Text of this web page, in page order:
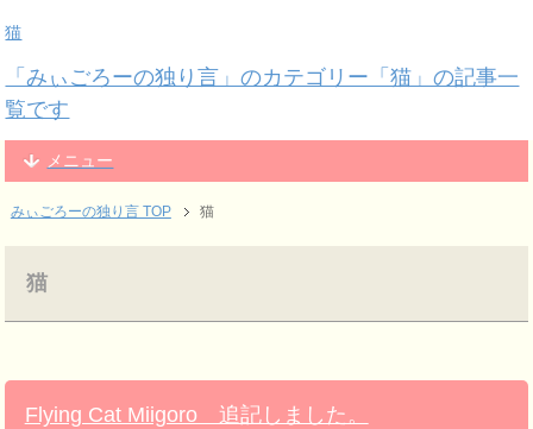
猫
「みぃごろーの独り言」のカテゴリー「猫」の記事一
覧です
メニュー
みぃごろーの独り言 TOP 猫
猫
Flying Cat Miigoro 追記しました。